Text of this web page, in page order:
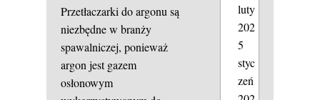
Przetłaczarki do argonu są
niezbędne w branży
spawalniczej, ponieważ
argon jest gazem
osłonowym
luty
202
5
styc
zeń